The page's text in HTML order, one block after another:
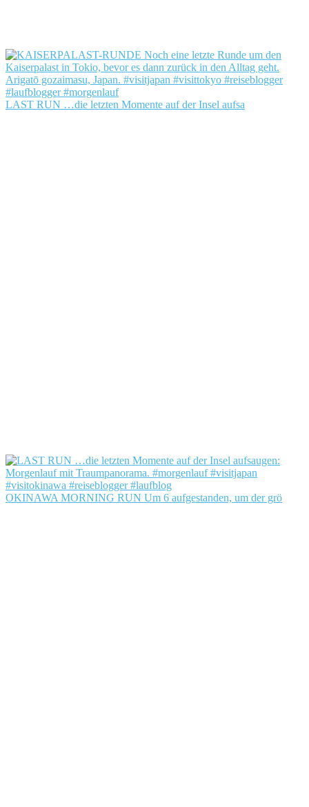
LAST RUN …die letzten Momente auf der Insel aufsa
OKINAWA MORNING RUN Um 6 aufgestanden, um der grö